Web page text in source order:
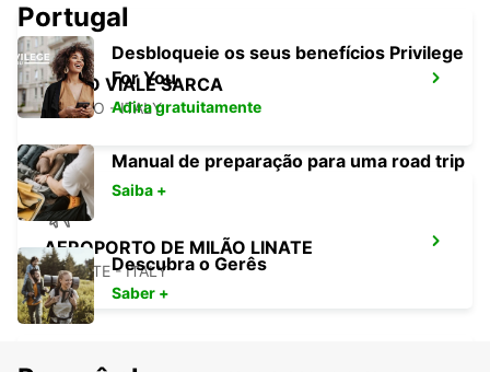
MILÃO VIALE SARCA
MILANO - ITALY
AEROPORTO DE MILÃO LINATE
SEGRATE - ITALY
Portugal
Desbloqueie os seus benefícios Privilege
For You
Adira gratuitamente
Manual de preparação para uma road trip
Saiba +
Descubra o Gerês
Saber +